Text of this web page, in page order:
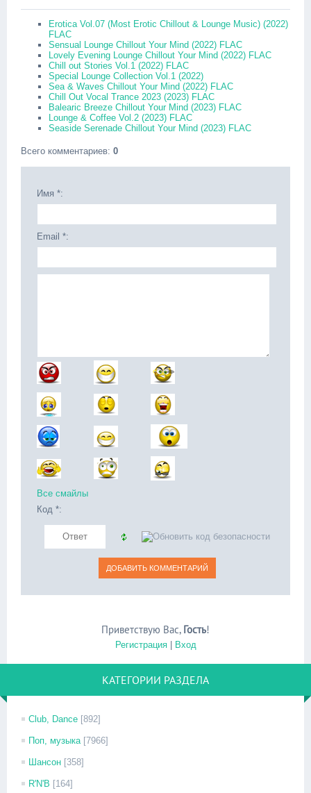
Erotica Vol.07 (Most Erotic Chillout & Lounge Music) (2022)
FLAC
Sensual Lounge Chillout Your Mind (2022) FLAC
Lovely Evening Lounge Chillout Your Mind (2022) FLAC
Chill out Stories Vol.1 (2022) FLAC
Special Lounge Collection Vol.1 (2022)
Sea & Waves Chillout Your Mind (2022) FLAC
Chill Out Vocal Trance 2023 (2023) FLAC
Balearic Breeze Chillout Your Mind (2023) FLAC
Lounge & Coffee Vol.2 (2023) FLAC
Seaside Serenade Chillout Your Mind (2023) FLAC
Всего комментариев: 0
Имя *:
Email *:
Все смайлы
Код *:
Приветствую Вас, Гость!
Регистрация| Вход
КАТЕГОРИИ РАЗДЕЛА
Club, Dance [892]
Поп, музыка [7966]
Шансон [358]
R'N'B [164]